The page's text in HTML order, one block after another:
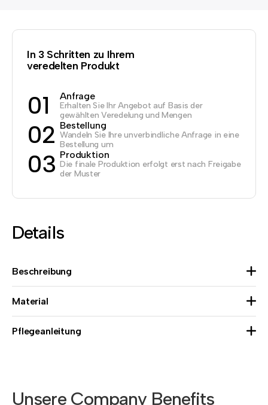
In 3 Schritten zu Ihrem
veredelten Produkt
01 Anfrage
Erhalten Sie Ihr Angebot auf Basis der
gewählten Veredelung und Mengen
02 Bestellung
Wandeln Sie Ihre unverbindliche Anfrage in eine
Bestellung um
03 Produktion
Die finale Produktion erfolgt erst nach Freigabe
der Muster
Details
Beschreibung
Material
Pflegeanleitung
Unsere Company Benefits